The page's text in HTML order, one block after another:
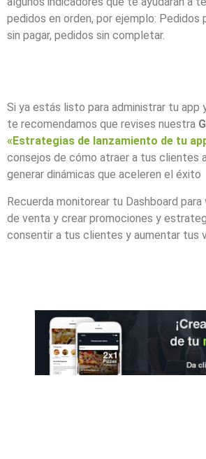
pedidos en orden, por ejemplo: Pedidos
sin pagar, pedidos sin completar.
Si ya estás listo para administrar tu app
te recomendamos que revises nuestra
«Estrategias de lanzamiento de tu
consejos de cómo atraer a tus clientes
generar dinámicas que aceleren el éxito
Recuerda monitorear tu Dashboard
de venta y crear promociones y
consentir a tus clientes y aumentar tus